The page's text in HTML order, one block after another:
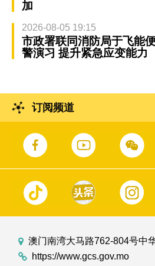
加
2026-08-05 19:15
市政署联同消防局于飞能
警演习 提升紧急应变能力
订阅频道
澳门南湾大马路762-804号中
https://www.gcs.gov.mo